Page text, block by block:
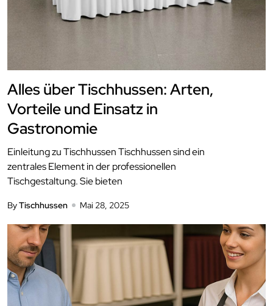
Alles über Tischhussen: Arten,
Vorteile und Einsatz in
Gastronomie
Einleitung zu Tischhussen Tischhussen sind ein
zentrales Element in der professionellen
Tischgestaltung. Sie bieten
ByTischhussen Mai 28, 2025